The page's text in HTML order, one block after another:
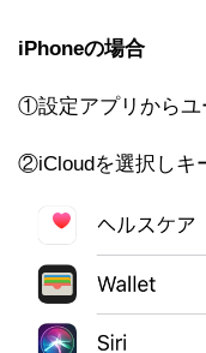
iPhoneの場合
①設定アプリからユ
②iCloudを選択しキ